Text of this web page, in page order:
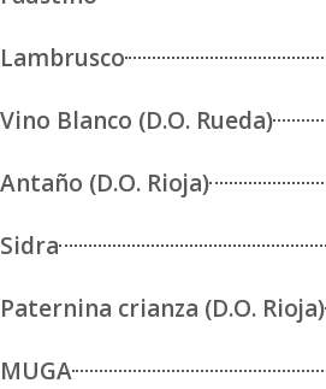
Lambrusco
Vino Blanco (D.O. Rueda)
Antaño (D.O. Rioja)
Sidra
Paternina crianza (D.O. Rioja)
MUGA